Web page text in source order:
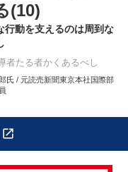
(10)
行動を支えるのは周到な
者たる者かくあるべし
氏 / 元読売新聞東京本社国際部
open_in_new